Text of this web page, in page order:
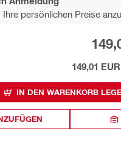
Ihre persönlichen Preise
149,01 EUR
IN DEN WARENKORB